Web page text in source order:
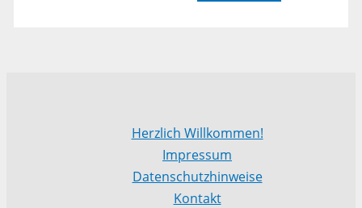
Herzlich Willkommen!
Impressum
Datenschutzhinweise
Kontakt